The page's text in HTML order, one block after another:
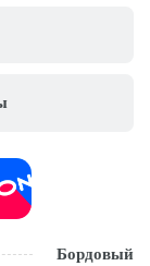
Бордовый